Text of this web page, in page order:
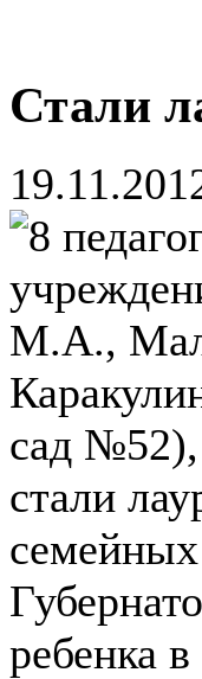
Стали
8
М.А.,
сад
стали
ребенка